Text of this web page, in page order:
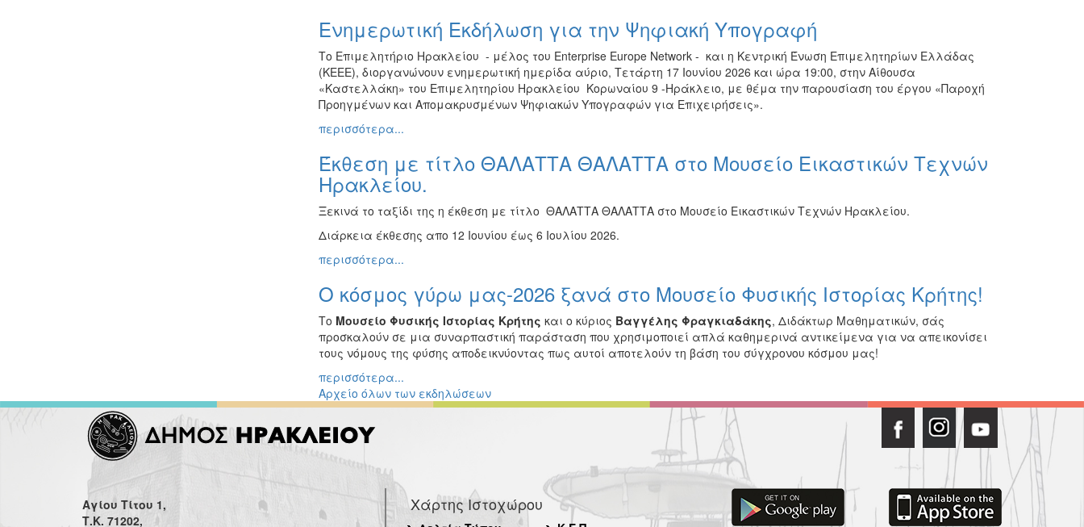
Ενημερωτική Εκδήλωση για την Ψηφιακή Υπογραφή
Το Επιμελητήριο Ηρακλείου - μέλος του Enterprise Europe Network - και η Κεντρική Ένωση Επιμελητηρίων Ελλάδας
(ΚΕΕΕ), διοργανώνουν ενημερωτική ημερίδα αύριο, Τετάρτη 17 Ιουνίου 2026 και ώρα 19:00, στην Αίθουσα
«Καστελλάκη» του Επιμελητηρίου Ηρακλείου Κορωναίου 9 -Ηράκλειο, με θέμα την παρουσίαση του έργου «Παροχή
Προηγμένων και Απομακρυσμένων Ψηφιακών Υπογραφών για Επιχειρήσεις».
περισσότερα...
Έκθεση με τίτλο ΘΑΛΑΤΤΑ ΘΑΛΑΤΤΑ στο Μουσείο Εικαστικών Τεχνών
Ηρακλείου.
Ξεκινά το ταξίδι της η έκθεση με τίτλο ΘΑΛΑΤΤΑ ΘΑΛΑΤΤΑ στο Μουσείο Εικαστικών Τεχνών Ηρακλείου.
Διάρκεια έκθεσης απο 12 Ιουνίου έως 6 Ιουλίου 2026.
περισσότερα...
Ο κόσμος γύρω μας-2026 ξανά στο Μουσείο Φυσικής Ιστορίας Κρήτης!
Το Μουσείο Φυσικής Ιστορίας Κρήτης και ο κύριος Βαγγέλης Φραγκιαδάκης, Διδάκτωρ Μαθηματικών, σάς
προσκαλούν σε μια συναρπαστική παράσταση που χρησιμοποιεί απλά καθημερινά αντικείμενα για να απεικονίσει
τους νόμους της φύσης αποδεικνύοντας πως αυτοί αποτελούν τη βάση του σύγχρονου κόσμου μας!
περισσότερα...
Αρχείο όλων των εκδηλώσεων
Αγίου Τίτου 1,
Τ.Κ. 71202,
Χάρτης Ιστοχώρου